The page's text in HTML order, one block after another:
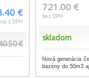
€
s DPH
€
721.00 €
bez DPH
skladom
Nová generácia
bazény do 50m3